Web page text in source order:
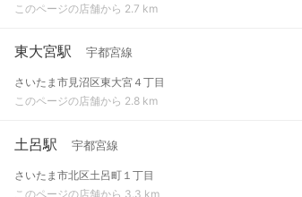
このページの店舗から 2.7 km
東大宮駅 宇都宮線
さいたま市見沼区東大宮４丁目
このページの店舗から 2.8 km
土呂駅 宇都宮線
さいたま市北区土呂町１丁目
このページの店舗から 3.3 km